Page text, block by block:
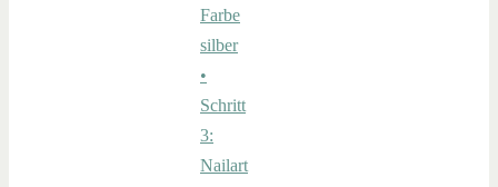
Farbe
silber
•
Schritt
3:
Nailart